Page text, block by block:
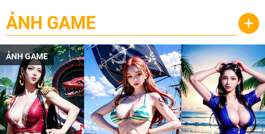
ẢNH GAME +
ẢNH GAME